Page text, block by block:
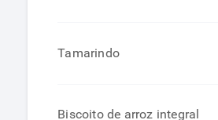
Tamarindo
Biscoito de arroz integral